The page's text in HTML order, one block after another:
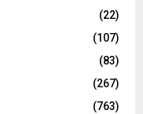
(22)
(107)
(83)
(267)
(763)